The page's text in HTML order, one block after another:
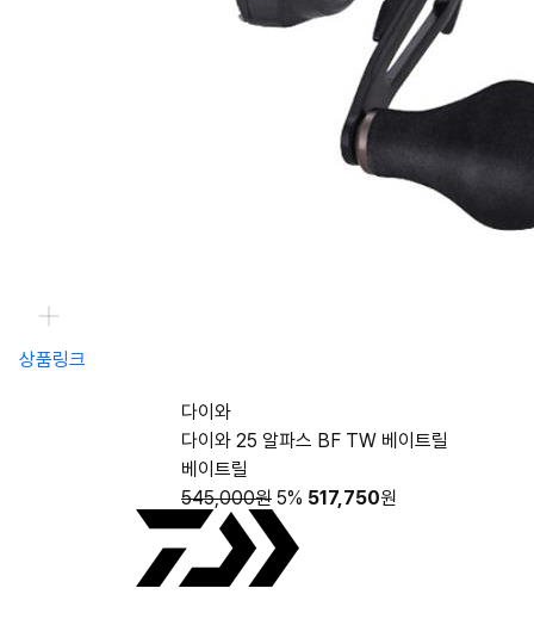
상품링크
다이와
다이와 25 알파스 BF TW 베이트릴
베이트릴
545,000원 5% 517,750원